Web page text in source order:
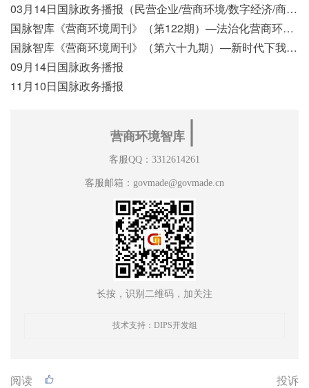
03月14日国脉政务播报（民营企业/营商环境/数字经济/商事制度改革）
国脉智库《营商环境周刊》（第122期）—法治化营商环境视域下我国行政执法公示制度浅析
国脉智库《营商环境周刊》（第六十九期）—新时代下我国营商环境标准体系构建初探
09月14日国脉政务播报
11月10日国脉政务播报
营商环境智库
客服QQ：3312614261
客服邮箱：govmade@govmade.cn
长按，识别二维码，加关注
技术支持：DIPS开发组
阅读 投诉